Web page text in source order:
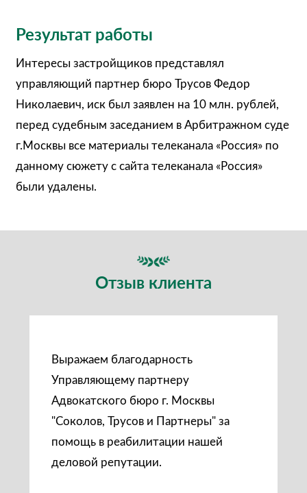
Результат работы
Интересы застройщиков представлял
управляющий партнер бюро Трусов Федор
Николаевич, иск был заявлен на 10 млн. рублей,
перед судебным заседанием в Арбитражном суде
г.Москвы все материалы телеканала «Россия» по
данному сюжету с сайта телеканала «Россия»
были удалены.
Отзыв клиента
Выражаем благодарность
Управляющему партнеру
Адвокатского бюро г. Москвы
"Соколов, Трусов и Партнеры" за
помощь в реабилитации нашей
деловой репутации.